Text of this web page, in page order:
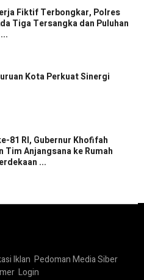
Fiktif Terbongkar, Polres
Tiga Tersangka dan Puluhan
Kota Perkuat Sinergi
81 RI, Gubernur Khofifah
Tim Anjangsana ke Rumah
...
Iklan Pedoman Media Siber
Login